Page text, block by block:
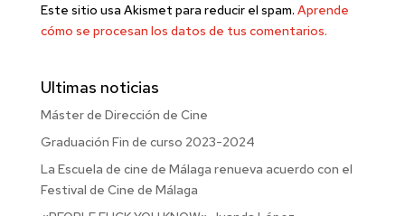
Este sitio usa Akismet para reducir el spam. Aprende
cómo se procesan los datos de tus comentarios.
Ultimas noticias
Máster de Dirección de Cine
Graduación Fin de curso 2023-2024
La Escuela de cine de Málaga renueva acuerdo con el
Festival de Cine de Málaga